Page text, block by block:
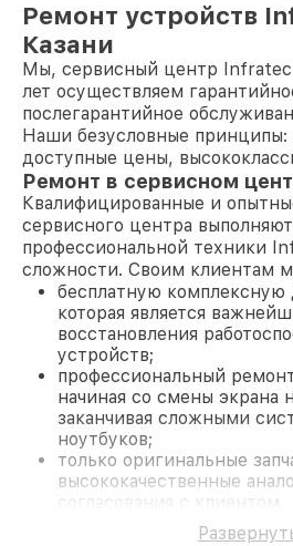
Ремонт устройств
Казани
Мы, сервисный центр
лет осуществляем
послегарантийное
Наши безусловные принципы:
доступные цены,
Ремонт в сервисном
Квалифицированные и
сервисного центра
профессиональной техники
сложности. Своим клиентам
бесплатную комплексную
которая является
восстановления
устройств;
профессиональный
начиная со смены экрана
заканчивая сложными
ноутбуков;
только оригинальные
высококачественные
согласования с клиентом.
На все работы и замененные